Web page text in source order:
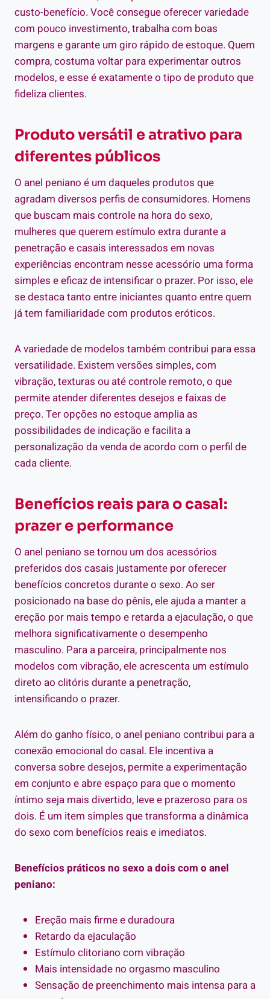
custo-benefício. Você consegue oferecer variedade
com pouco investimento, trabalha com boas
margens e garante um giro rápido de estoque. Quem
compra, costuma voltar para experimentar outros
modelos, e esse é exatamente o tipo de produto que
fideliza clientes.
Produto versátil e atrativo para
diferentes públicos
O anel peniano é um daqueles produtos que
agradam diversos perfis de consumidores. Homens
que buscam mais controle na hora do sexo,
mulheres que querem estímulo extra durante a
penetração e casais interessados em novas
experiências encontram nesse acessório uma forma
simples e eficaz de intensificar o prazer. Por isso, ele
se destaca tanto entre iniciantes quanto entre quem
já tem familiaridade com produtos eróticos.
A variedade de modelos também contribui para essa
versatilidade. Existem versões simples, com
vibração, texturas ou até controle remoto, o que
permite atender diferentes desejos e faixas de
preço. Ter opções no estoque amplia as
possibilidades de indicação e facilita a
personalização da venda de acordo com o perfil de
cada cliente.
Benefícios reais para o casal:
prazer e performance
O anel peniano se tornou um dos acessórios
preferidos dos casais justamente por oferecer
benefícios concretos durante o sexo. Ao ser
posicionado na base do pênis, ele ajuda a manter a
ereção por mais tempo e retarda a ejaculação, o que
melhora significativamente o desempenho
masculino. Para a parceira, principalmente nos
modelos com vibração, ele acrescenta um estímulo
direto ao clitóris durante a penetração,
intensificando o prazer.
Além do ganho físico, o anel peniano contribui para a
conexão emocional do casal. Ele incentiva a
conversa sobre desejos, permite a experimentação
em conjunto e abre espaço para que o momento
íntimo seja mais divertido, leve e prazeroso para os
dois. É um item simples que transforma a dinâmica
do sexo com benefícios reais e imediatos.
Benefícios práticos no sexo a dois com o anel
peniano:
Ereção mais firme e duradoura
Retardo da ejaculação
Estímulo clitoriano com vibração
Mais intensidade no orgasmo masculino
Sensação de preenchimento mais intensa para a